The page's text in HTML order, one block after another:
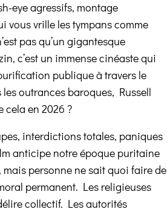
eye agressifs, montage
vrille les tympans comme
pas qu’un gigantesque
c’est un immense cinéaste qui
publique à travers le
outrances baroques, Russell
cela en 2026 ?
interdictions totales, paniques
anticipe notre époque puritaine
personne ne sait quoi faire de
permanent. Les religieuses
collectif. Les autorités